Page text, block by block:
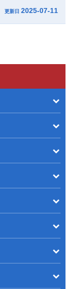
更新日 2025-07-11